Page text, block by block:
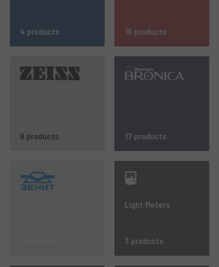
4 products 16 products
8 products 17 products
Light Meters
3 products